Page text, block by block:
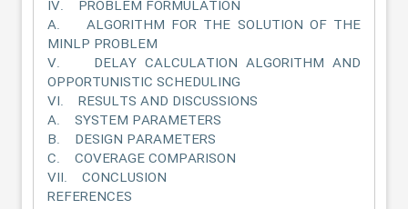
IV. PROBLEM FORMULATION
A. ALGORITHM FOR THE SOLUTION OF THE
MINLP PROBLEM
V. DELAY CALCULATION ALGORITHM AND
OPPORTUNISTIC SCHEDULING
VI. RESULTS AND DISCUSSIONS
A. SYSTEM PARAMETERS
B. DESIGN PARAMETERS
C. COVERAGE COMPARISON
VII. CONCLUSION
REFERENCES